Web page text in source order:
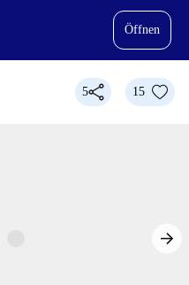
Öffnen
5 15